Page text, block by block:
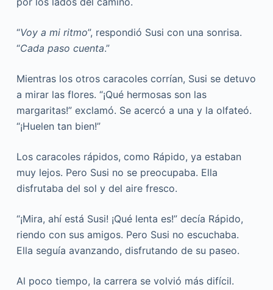
“Voy a mi ritmo”, respondió Susi con una sonrisa.
“Cada paso cuenta.”
Mientras los otros caracoles corrían, Susi se detuvo
a mirar las flores. “¡Qué hermosas son las
margaritas!” exclamó. Se acercó a una y la olfateó.
“¡Huelen tan bien!”
Los caracoles rápidos, como Rápido, ya estaban
muy lejos. Pero Susi no se preocupaba. Ella
disfrutaba del sol y del aire fresco.
“¡Mira, ahí está Susi! ¡Qué lenta es!” decía Rápido,
riendo con sus amigos. Pero Susi no escuchaba.
Ella seguía avanzando, disfrutando de su paseo.
Al poco tiempo, la carrera se volvió más difícil.